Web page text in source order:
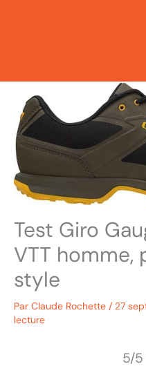
Test Giro
VTT homme,
style
Par Claude Rochette / 27
lecture
5/